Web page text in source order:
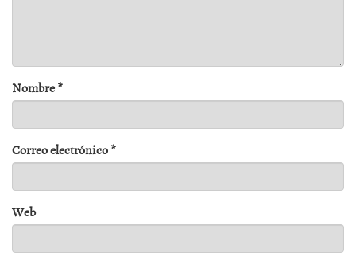
Nombre*
Correo electrónico*
Web